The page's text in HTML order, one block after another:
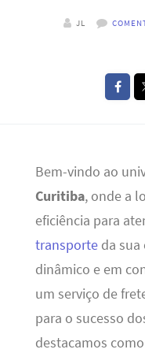
JL
Bem-vindo ao
Curitiba, onde a
eficiência para
transporteda sua
dinâmico e em
um serviço de
para o sucesso
destacamos